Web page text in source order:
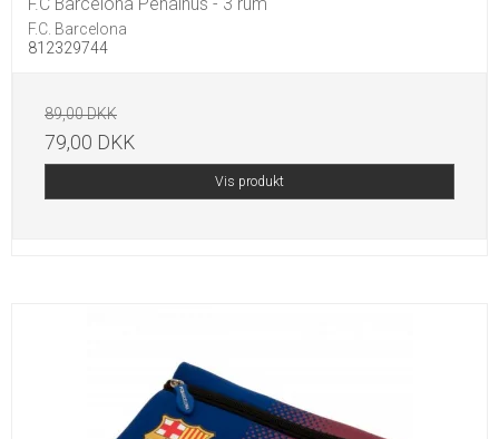
F.C. Barcelona
812329744
89,00 DKK
79,00 DKK
Vis produkt